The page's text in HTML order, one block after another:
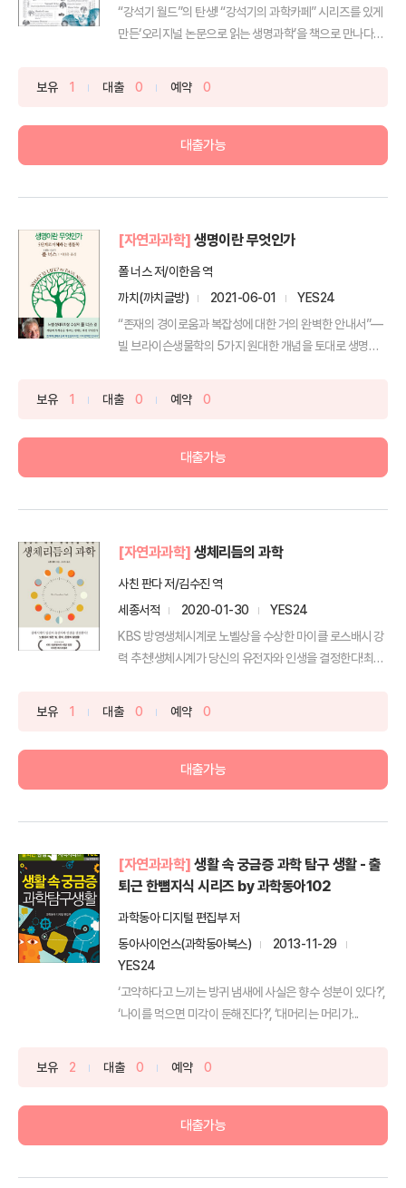
“강석기 월드”의 탄생! “강석기의 과학카페” 시리즈를 있게
만든‘오리지널 논문으로 읽는 생명과학’을 책으로 만나다
보유 1 대출 0 예약 0
대출가능
[자연과과학] 생명이란 무엇인가
폴 너스 저/이한음 역
까치(까치글방)
2021-06-01
YES24
“존재의 경이로움과 복잡성에 대한 거의 완벽한 안내서”―
빌 브라이슨생물학의 5가지 원대한 개념을 토대로 생명의
보유 1 대출 0 예약 0
대출가능
[자연과과학] 생체리듬의 과학
사친 판다 저/김수진 역
세종서적
2020-01-30
YES24
KBS 방영생체시계로 노벨상을 수상한 마이클 로스배시 강
력 추천!생체시계가 당신의 유전자와 인생을 결정한다!최강
보유 1 대출 0 예약 0
대출가능
[자연과과학] 생활 속 궁금증 과학 탐구 생활 - 출
퇴근 한뼘지식 시리즈 by 과학동아102
과학동아 디지털 편집부 저
동아사이언스(과학동아북스)
2013-11-29
YES24
‘고약하다고 느끼는 방귀 냄새에 사실은 향수 성분이 있다?’,
‘나이를 먹으면 미각이 둔해진다?’, ‘대머리는 머리가...
보유 2 대출 0 예약 0
대출가능